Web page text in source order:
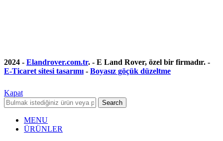
2024 - Elandrover.com.tr. - E Land Rover, özel bir firmadır. -
E-Ticaret sitesi tasarımı- Boyasız göçük düzeltme
Kapat
Search
MENU
ÜRÜNLER